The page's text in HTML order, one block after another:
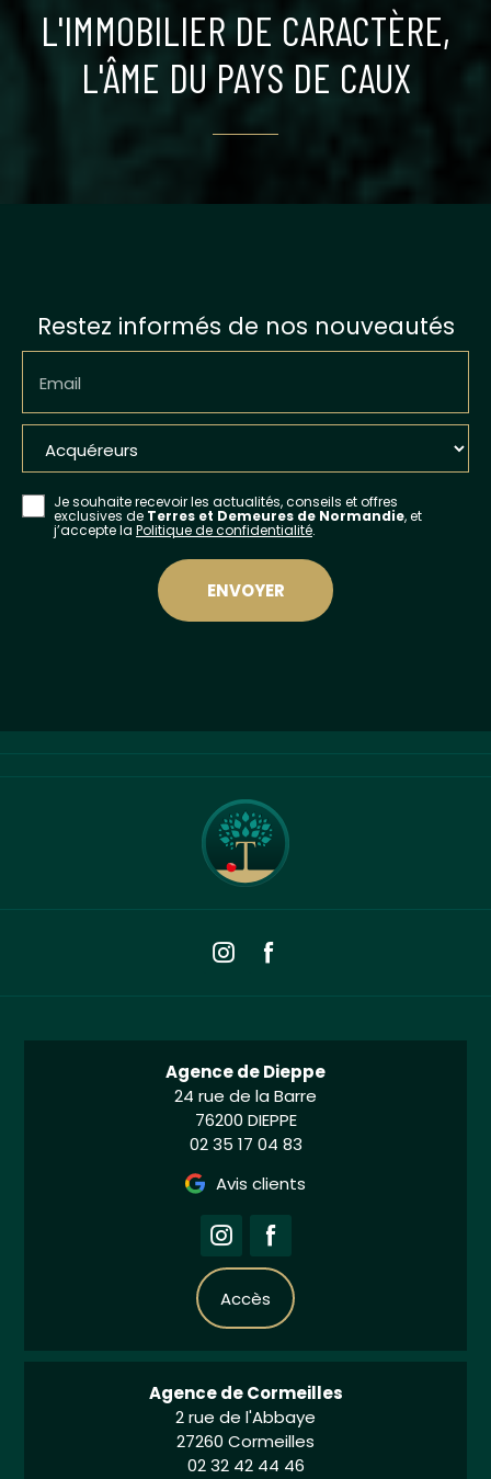
L'IMMOBILIER DE CARACTÈRE,
L'ÂME DU PAYS DE CAUX
Restez informés de nos nouveautés
Email
Je souhaite recevoir les actualités, conseils et offres
exclusives de Terres et Demeures de Normandie, et
j’accepte la Politique de confidentialité.
Agence de Dieppe
24 rue de la Barre
76200 DIEPPE
02 35 17 04 83
Avis clients
Accès
Agence de Cormeilles
2 rue de l'Abbaye
27260 Cormeilles
02 32 42 44 46